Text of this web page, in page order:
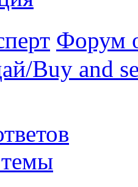
Форум
Buy and